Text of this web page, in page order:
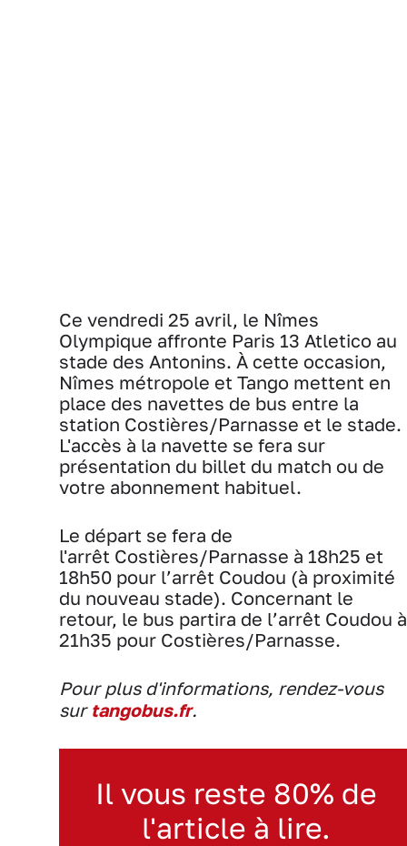
Ce vendredi 25 avril, le Nîmes
Olympique affronte Paris 13 Atletico au
stade des Antonins. À cette occasion,
Nîmes métropole et Tango mettent en
place des navettes de bus entre la
station Costières/Parnasse et le stade.
L'accès à la navette se fera sur
présentation du billet du match ou de
votre abonnement habituel.
Le départ se fera de
l'arrêt Costières/Parnasse à 18h25 et
18h50 pour l’arrêt Coudou (à proximité
du nouveau stade). Concernant le
retour, le bus partira de l’arrêt Coudou à
21h35 pour Costières/Parnasse.
Pour plus d'informations, rendez-vous
sur tangobus.fr.
Il vous reste 80% de
l'article à lire.